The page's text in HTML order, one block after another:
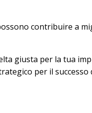
contribuire a
giusta per la tua
per il successo